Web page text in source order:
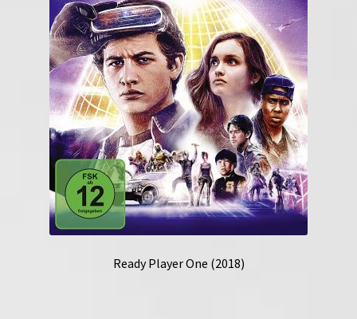
Ready Player One (2018)